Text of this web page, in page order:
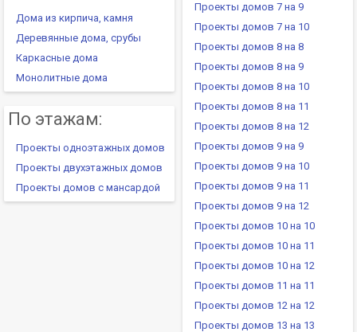
Дома из кирпича, камня
Деревянные дома, срубы
Каркасные дома
Монолитные дома
По этажам:
Проекты одноэтажных домов
Проекты двухэтажных домов
Проекты домов с мансардой
Проекты домов 7 на 9
Проекты домов 7 на 10
Проекты домов 8 на 8
Проекты домов 8 на 9
Проекты домов 8 на 10
Проекты домов 8 на 11
Проекты домов 8 на 12
Проекты домов 9 на 9
Проекты домов 9 на 10
Проекты домов 9 на 11
Проекты домов 9 на 12
Проекты домов 10 на 10
Проекты домов 10 на 11
Проекты домов 10 на 12
Проекты домов 11 на 11
Проекты домов 12 на 12
Проекты домов 13 на 13